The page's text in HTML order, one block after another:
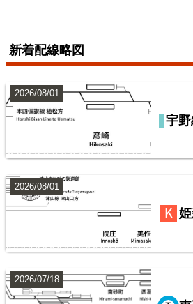
総武本線
常磐線（上野～い
7
8
鹿島・衣浦・水島臨海鉄
楽天市場
新着配線略図
宇野
2026/08/01
2026/08/01
2026/07/18